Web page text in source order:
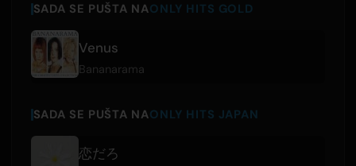
SADA SE PUŠTA NAONLY HITS GOLD
Venus
Bananarama
SADA SE PUŠTA NAONLY HITS JAPAN
恋だろ